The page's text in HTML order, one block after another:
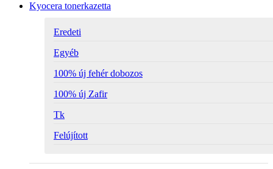
Kyocera tonerkazetta
Eredeti
Egyéb
100% új fehér dobozos
100% új Zafir
Tk
Felújított